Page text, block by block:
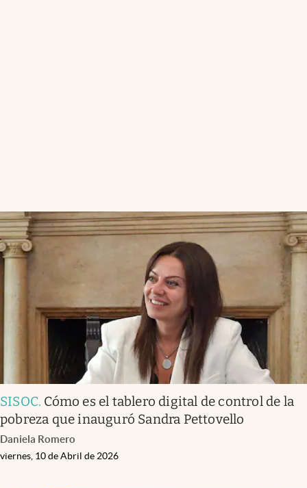
SISOC. Cómo es el tablero digital de control de la
pobreza que inauguró Sandra Pettovello
Daniela Romero
viernes, 10 de Abril de 2026